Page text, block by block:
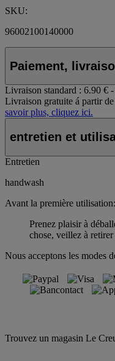
SKU:
96002100140000
Paiement,
Livraison standard : 6.90 €
Livraison gratuite á partir
savoir plus, cliquez ici.
entretien et
Entretien
handwash
Avant la première utilisation:
Prenez plaisir à
chose, veillez à
Nous acceptons les modes
Trouvez un magasin Le